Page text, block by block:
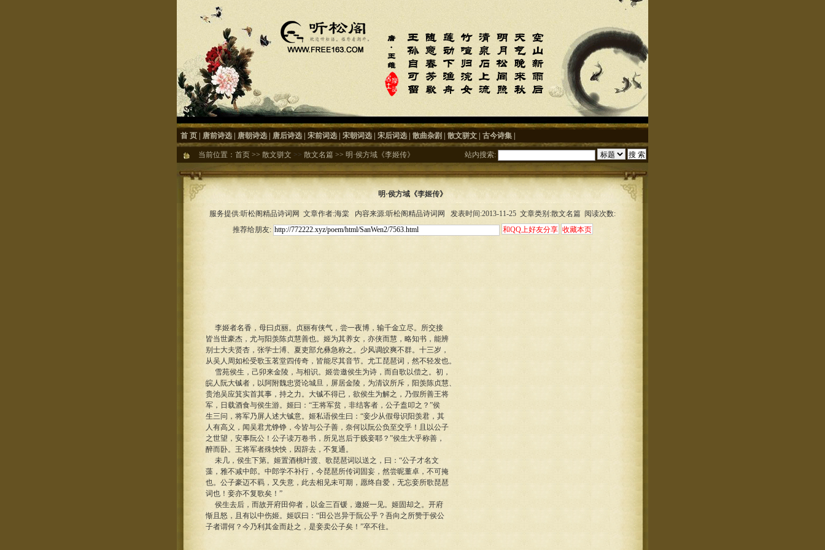
首 页 唐前诗选 唐朝诗选 唐后诗选 宋前词选 宋朝词选 宋后词选 散曲杂剧 散文骈文 古今诗集
当前位置： 首页 >> 散文骈文 >> 散文名篇 >> 明·侯方域《李姬传》 站内搜索:
明·侯方域《李姬传》
服务提供:听松阁精品诗词网 文章作者:海棠 内容来源:听松阁精品诗词网 发表时间:2013-11-25 文章类别:散文名篇 阅读次数:
推荐给朋友:
李姬者名香，母曰贞丽。贞丽有侠气，尝一夜博，输千金立尽。所交接
皆当世豪杰，尤与阳羡陈贞慧善也。姬为其养女，亦侠而慧，略知书，能辨
别士大夫贤杏，张学士溥、夏吏部允彝急称之。少风调皎爽不群。十三岁，
从吴人周如松受歌玉茗堂四传奇，皆能尽其音节。尤工琵琶词，然不轻发也。
雪苑侯生，己卯来金陵，与相识。姬尝邀侯生为诗，而自歌以偿之。初，
皖人阮大铖者，以阿附魏忠贤论城旦，屏居金陵，为清议所斥，阳羡陈贞慧、
贵池吴应箕实首其事，持之力。大铖不得已，欲侯生为解之，乃假所善王将
军，日载酒食与侯生游。姬曰：“王将军贫，非结客者，公子盍叩之？”侯
生三问，将军乃屏人述大铖意。姬私语侯生曰：“妾少从假母识阳羡君，其
人有高义，闻吴君尤铮铮，今皆与公子善，奈何以阮公负至交乎！且以公子
之世望，安事阮公！公子读万卷书，所见岂后于贱妾耶？”侯生大乎称善，
醉而卧。王将军者殊怏怏，因辞去，不复通。
未几，侯生下第。姬置酒桃叶渡、歌琵琶词以送之，曰：“公子才名文
藻，雅不减中郎。中郎学不补行，今琵琶所传词固妄，然尝昵董卓，不可掩
也。公子豪迈不羁，又失意，此去相见未可期，愿终自爱，无忘妾所歌琵琶
词也！妾亦不复歌矣！”
侯生去后，而故开府田仰者，以金三百锾，邀姬一见。姬固却之。开府
惭且怒，且有以中伤姬。姬叹曰：“田公岂异于阮公乎？吾向之所赞于侯公
子者谓何？今乃利其金而赴之，是妾卖公子矣！”卒不往。